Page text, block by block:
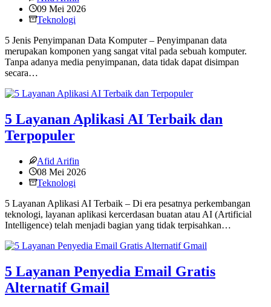
09 Mei 2026
Teknologi
5 Jenis Penyimpanan Data Komputer – Penyimpanan data
merupakan komponen yang sangat vital pada sebuah komputer.
Tanpa adanya media penyimpanan, data tidak dapat disimpan
secara…
5 Layanan Aplikasi AI Terbaik dan
Terpopuler
Afid Arifin
08 Mei 2026
Teknologi
5 Layanan Aplikasi AI Terbaik – Di era pesatnya perkembangan
teknologi, layanan aplikasi kercerdasan buatan atau AI (Artificial
Intelligence) telah menjadi bagian yang tidak terpisahkan…
5 Layanan Penyedia Email Gratis
Alternatif Gmail